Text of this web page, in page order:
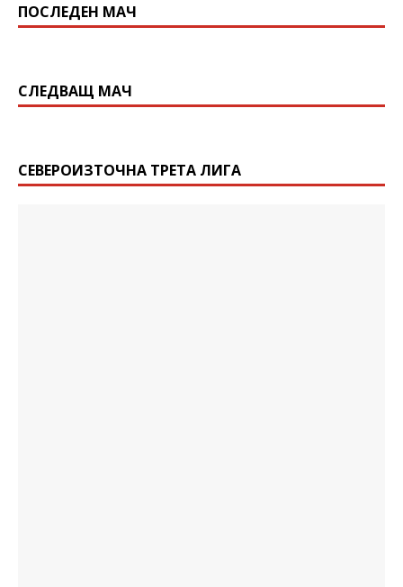
ПОСЛЕДЕН МАЧ
СЛЕДВАЩ МАЧ
СЕВЕРОИЗТОЧНА ТРЕТА ЛИГА